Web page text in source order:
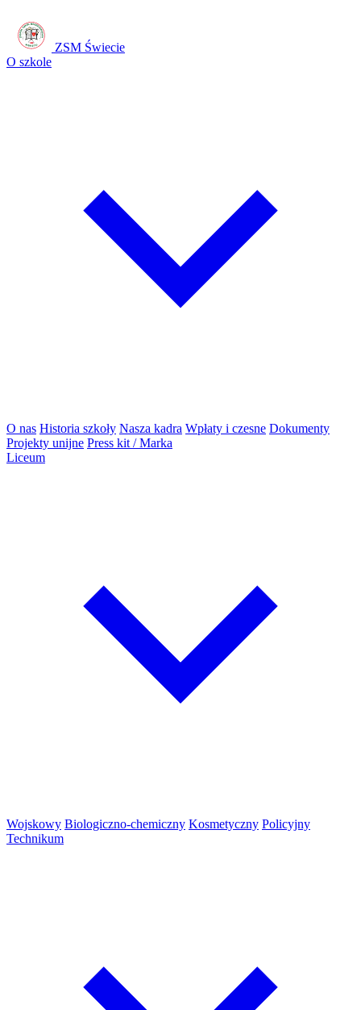
ZSM Świecie
O szkole
O nas Historia szkoły Nasza kadra Wpłaty i czesne Dokumenty
Projekty unijne Press kit / Marka
Liceum
Wojskowy Biologiczno-chemiczny Kosmetyczny Policyjny
Technikum